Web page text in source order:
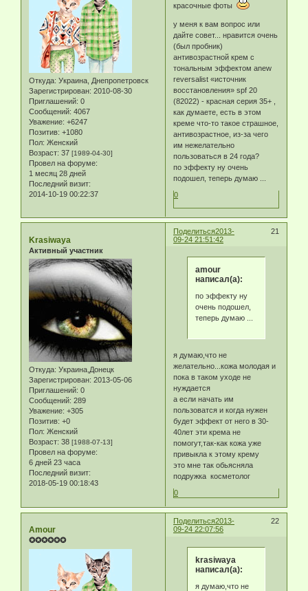
Откуда: Украина, Днепропетровск
Зарегистрирован: 2010-08-30
Приглашений: 0
Сообщений: 4067
Уважение: +6247
Позитив: +1080
Пол: Женский
Возраст: 37 [1989-04-30]
Провел на форуме:
1 месяц 28 дней
Последний визит:
2014-10-19 00:22:37
красочные фоты
у меня к вам вопрос или
дайте совет... нравится очень
(был пробник)
антивозрастной крем с
тональным эффектом anew
reversalist «источник
восстановления» spf 20
(82022) - красная серия 35+ ,
как думаете, есть в этом
креме что-то такое страшное,
антивозрастное, из-за чего
им нежелательно
пользоваться в 24 года?
по эффекту ну очень
подошел, теперь думаю ...
0
Поделиться 21
2013-
09-24 21:51:42
Krasiwaya
Активный участник
Откуда: Украина,Донецк
Зарегистрирован: 2013-05-06
Приглашений: 0
Сообщений: 289
Уважение: +305
Позитив: +0
Пол: Женский
Возраст: 38 [1988-07-13]
Провел на форуме:
6 дней 23 часа
Последний визит:
2018-05-19 00:18:43
amour
написал(а):
по эффекту ну
очень подошел,
теперь думаю ...
я думаю,что не
желательно...кожа молодая и
пока в таком уходе не
нуждается
а если начать им
пользоватся и когда нужен
будет эффект от него в 30-
40лет эти крема не
помогут,так-как кожа уже
привыкла к этому крему
это мне так обьясняла
подружка косметолог
0
Поделиться 22
2013-
09-24 22:07:56
Amour
✪✪✪✪✪✪
krasiwaya
написал(а):
я думаю,что не